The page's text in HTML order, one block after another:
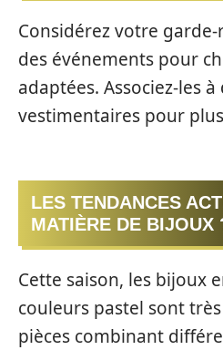
Considérez votre
des événements pour
adaptées. Associez-les
vestimentaires pour
LES TENDANCES
MATIÈRE DE BIJOUX
Cette saison, les bijoux
couleurs pastel sont
pièces combinant